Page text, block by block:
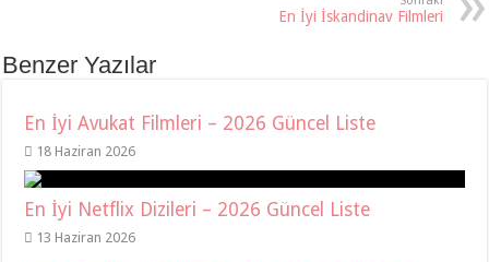
En İyi İskandinav Filmleri
Benzer Yazılar
En İyi Avukat Filmleri – 2026 Güncel Liste
18 Haziran 2026
En İyi Netflix Dizileri – 2026 Güncel Liste
13 Haziran 2026